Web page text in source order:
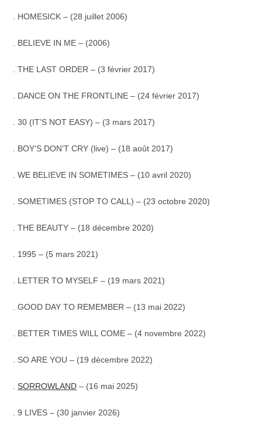
. HOMESICK – (28 juillet 2006)
. BELIEVE IN ME – (2006)
.THE LAST ORDER – (3 février 2017)
. DANCE ON THE FRONTLINE – (24 février 2017)
. 30 (IT’S NOT EASY) – (3 mars 2017)
. BOY’S DON’T CRY (live) – (18 août 2017)
. WE BELIEVE IN SOMETIMES – (10 avril 2020)
. SOMETIMES (STOP TO CALL) – (23 octobre 2020)
. THE BEAUTY – (18 décembre 2020)
. 1995 – (5 mars 2021)
. LETTER TO MYSELF – (19 mars 2021)
. GOOD DAY TO REMEMBER – (13 mai 2022)
. BETTER TIMES WILL COME – (4 novembre 2022)
. SO ARE YOU – (19 décembre 2022)
.SORROWLAND – (16 mai 2025)
. 9 LIVES – (30 janvier 2026)